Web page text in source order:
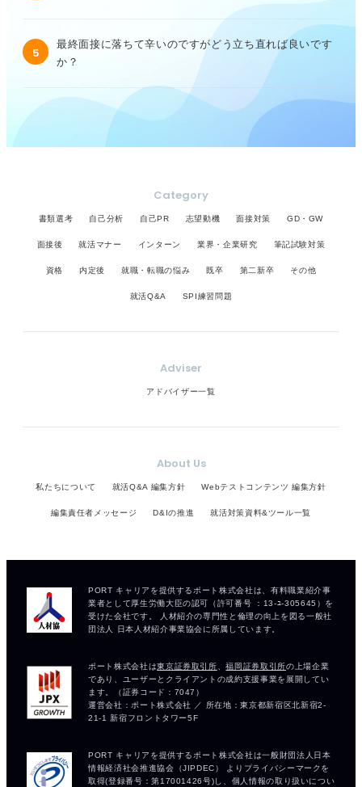
5
最終面接に落ちて辛いのですがどう立ち直れば良いです
か？
Category
書類選考 自己分析 自己PR 志望動機 面接対策 GD・GW
面接後 就活マナー インターン 業界・企業研究 筆記試験対策
資格 内定後 就職・転職の悩み 既卒 第二新卒 その他
就活Q&A SPI練習問題
Adviser
アドバイザー一覧
About Us
私たちについて 就活Q&A 編集方針 Webテストコンテンツ 編集方針
編集責任者メッセージ D&Iの推進 就活対策資料&ツール一覧